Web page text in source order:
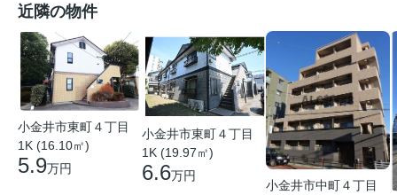
近隣の物件
小金井市東町４丁目
1K (16.10㎡)
5.9万円
小金井市東町４丁目
1K (19.97㎡)
6.6万円
小金井市中町４丁目